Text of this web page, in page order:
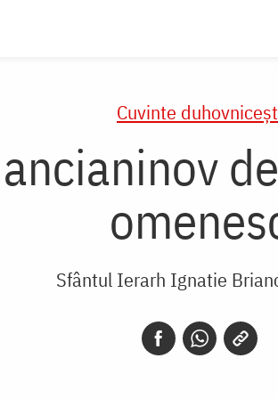
Cuvinte
Sfântul Ierarh Ignatie